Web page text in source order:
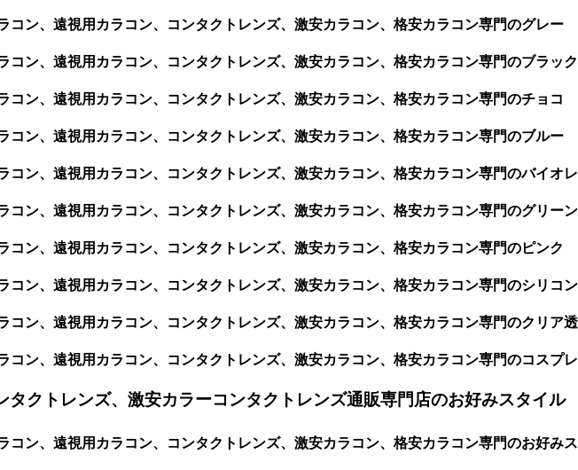
ン、遠視用カラコン、コンタクトレンズ、激安カラコン、格安カラコン専門のグレー
ン、遠視用カラコン、コンタクトレンズ、激安カラコン、格安カラコン専門のブラック
ン、遠視用カラコン、コンタクトレンズ、激安カラコン、格安カラコン専門のチョコ
ン、遠視用カラコン、コンタクトレンズ、激安カラコン、格安カラコン専門のブルー
ン、遠視用カラコン、コンタクトレンズ、激安カラコン、格安カラコン専門のバイオレ
ン、遠視用カラコン、コンタクトレンズ、激安カラコン、格安カラコン専門のグリーン
ン、遠視用カラコン、コンタクトレンズ、激安カラコン、格安カラコン専門のピンク
ン、遠視用カラコン、コンタクトレンズ、激安カラコン、格安カラコン専門のシリコン
ン、遠視用カラコン、コンタクトレンズ、激安カラコン、格安カラコン専門のクリア透
ン、遠視用カラコン、コンタクトレンズ、激安カラコン、格安カラコン専門のコスプレ
クトレンズ、激安カラーコンタクトレンズ通販専門店のお好みスタイル
ン、遠視用カラコン、コンタクトレンズ、激安カラコン、格安カラコン専門のお好みス